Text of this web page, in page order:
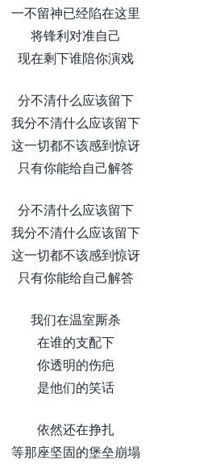
一不留神已经陷在这里
将锋利对准自己
现在剩下谁陪你演戏
分不清什么应该留下
我分不清什么应该留下
这一切都不该感到惊讶
只有你能给自己解答
分不清什么应该留下
我分不清什么应该留下
这一切都不该感到惊讶
只有你能给自己解答
我们在温室厮杀
在谁的支配下
你透明的伤疤
是他们的笑话
依然还在挣扎
等那座坚固的堡垒崩塌